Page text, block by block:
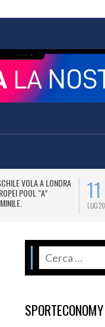
VOLA A LONDRA
POOL “A”
11
LUG